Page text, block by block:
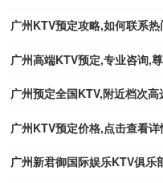
广州KTV预定攻略,如何联系
广州高端KTV预定,专业咨询,
广州预定全国KTV,附近档次
广州KTV预定价格,点击查看
广州新君御国际娱乐KTV俱乐